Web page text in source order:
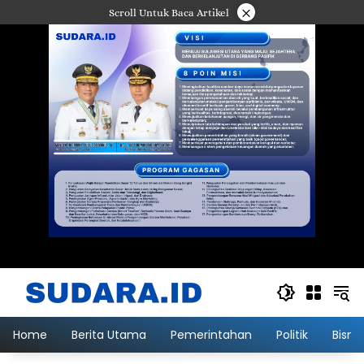
ke
Scroll Untuk Baca Artikel ×
Home Berita Utama Pemerintahan Politik